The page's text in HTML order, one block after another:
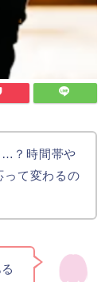
…？時間帯や
って変わるの